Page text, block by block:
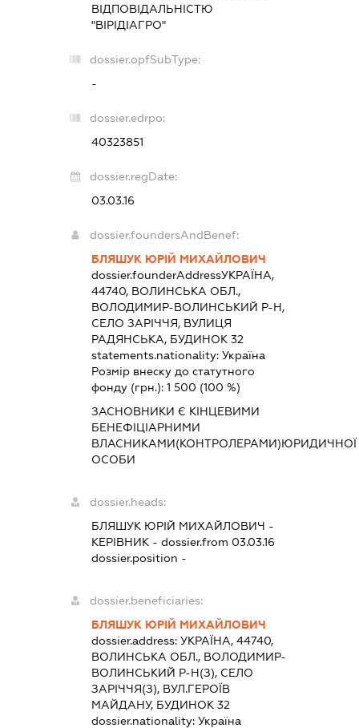
ВІДПОВІДАЛЬНІСТЮ
"ВІРІДІАГРО"
dossier.opfSubType:
-
dossier.edrpo:
40323851
dossier.regDate:
03.03.16
dossier.foundersAndBenef:
БЛЯШУК ЮРІЙ МИХАЙЛОВИЧ
dossier.founderAddressУКРАЇНА,
44740, ВОЛИНСЬКА ОБЛ.,
ВОЛОДИМИР-ВОЛИНСЬКИЙ Р-Н,
СЕЛО ЗАРІЧЧЯ, ВУЛИЦЯ
РАДЯНСЬКА, БУДИНОК 32
statements.nationality: Україна
Розмір внеску до статутного
фонду (грн.): 1 500 (100 %)
ЗАСНОВНИКИ Є КІНЦЕВИМИ
БЕНЕФІЦІАРНИМИ
ВЛАСНИКАМИ(КОНТРОЛЕРАМИ)ЮРИДИЧНОЇ
ОСОБИ
dossier.heads:
БЛЯШУК ЮРІЙ МИХАЙЛОВИЧ -
КЕРІВНИК - dossier.from 03.03.16
dossier.position -
dossier.beneficiaries:
БЛЯШУК ЮРІЙ МИХАЙЛОВИЧ
dossier.address: УКРАЇНА, 44740,
ВОЛИНСЬКА ОБЛ., ВОЛОДИМИР-
ВОЛИНСЬКИЙ Р-Н(З), СЕЛО
ЗАРІЧЧЯ(З), ВУЛ.ГЕРОЇВ
МАЙДАНУ, БУДИНОК 32
dossier.nationality: Україна